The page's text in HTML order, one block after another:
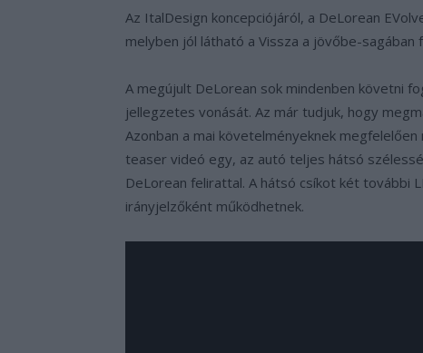
Az ItalDesign koncepciójáról, a DeLorean
melyben jól látható a Vissza a jövőbe-
A megújult DeLorean sok mindenben követni
jellegzetes vonását. Az már tudjuk, hogy
Azonban a mai követelményeknek
teaser videó egy, az autó teljes hátsó
DeLorean felirattal. A hátsó csíkot két további
irányjelzőként működhetnek.